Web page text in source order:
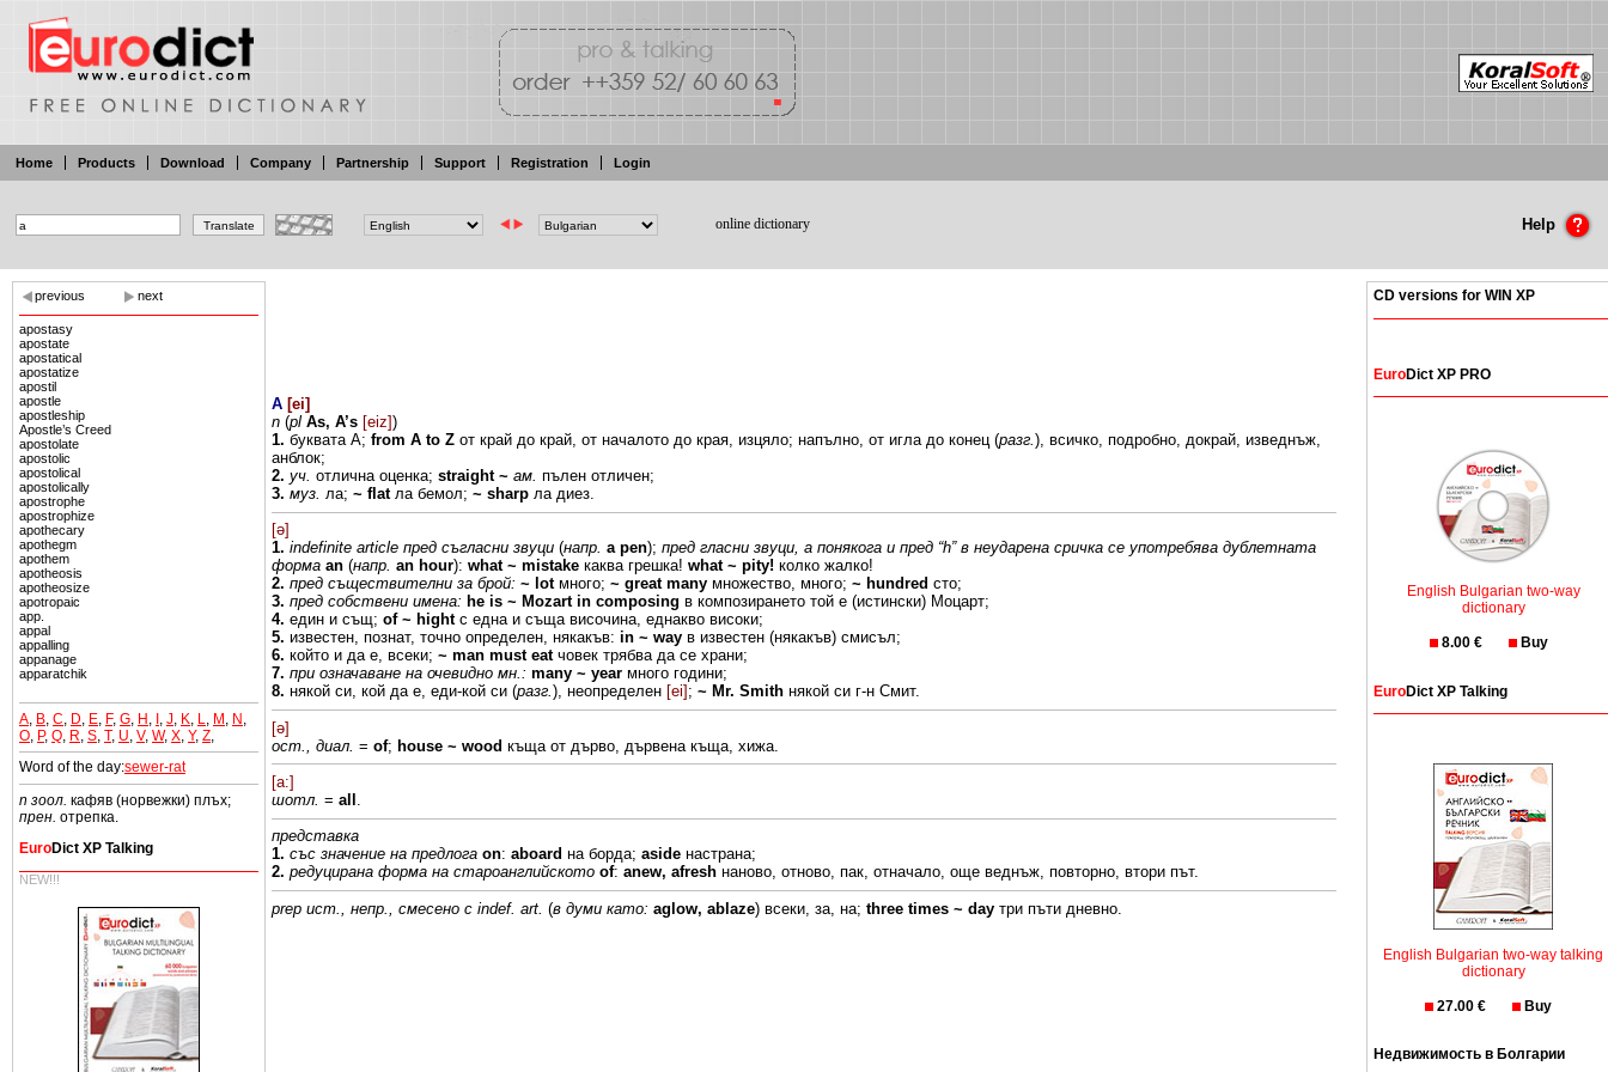
Home Products Download Company Partnership Support Registration Login
online dictionary Help
previous next
apostasy
apostate
apostatical
apostatize
apostil
apostle
apostleship
Apostle’s Creed
apostolate
apostolic
apostolical
apostolically
apostrophe
apostrophize
apothecary
apothegm
apothem
apotheosis
apotheosize
apotropaic
app.
appal
appalling
appanage
apparatchik
A B C D E F, G H I J K L M N
O P, Q R S T, U V, W, X Y, Z
Word of the day:sewer-rat
n зоол. кафяв (норвежки) плъх;
прен. отрепка.
EuroDict XP Talking
NEW!!!
A [ei]
n (pl As, A’s [eiz])
1. буквата А; from A to Z от край до край, от началото до края, изцяло; напълно, от игла до конец (разг.), всичко, подробно, докрай, изведнъж,
анблок;
2. уч. отлична оценка; straight ~ ам. пълен отличен;
3. муз. ла; ~ flat ла бемол; ~ sharp ла диез.
[ə]
1. indefinite article пред съгласни звуци (напр. a pen); пред гласни звуци, а понякога и пред “h” в неударена сричка се употребява дублетната
форма an (напр. an hour): what ~ mistake каква грешка! what ~ pity! колко жалко!
2. пред съществителни за брой: ~ lotмного; ~ great many множество, много; ~ hundred сто;
3. пред собствени имена: he is ~ Mozart in composing в композирането той е (истински) Моцарт;
4. един и същ; of ~ hightс една и съща височина, еднакво високи;
5. известен, познат, точно определен, някакъв: in ~ way в известен (някакъв) смисъл;
6. който и да е, всеки; ~ man must eat човек трябва да се храни;
7. при означаване на очевидно мн.: many ~ year много години;
8. някой си, кой да е, еди-кой си (разг.), неопределен [ei] ; ~ Mr. Smith някой си г-н Смит.
[ə]
ост., диал. = of; house ~ wood къща от дърво, дървена къща, хижа.
[a:]
шотл. = all
представка
1. със значение на предлога on: aboard на борда; aside настрана;
2. редуцирана форма на староанглийското of: anew, afresh наново, отново, пак, отначало, още веднъж, повторно, втори път.
prep ист., непр., смесено с indef. art. (в думи като: aglow, ablaze) всеки, за, на; three times ~ day три пъти дневно.
CD versions for WIN XP
EuroDict XP PRO
English Bulgarian two-way
dictionary
8.00 € Buy
EuroDict XP Talking
English Bulgarian two-way talking
dictionary
27.00 € Buy
Недвижимость в Болгарии